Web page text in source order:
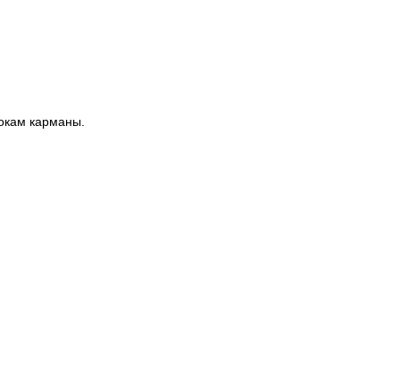
карманы.